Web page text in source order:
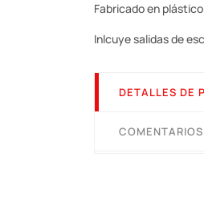
Fabricado en
Inlcuye salidas de
DETALLES DE
COMENTARIOS